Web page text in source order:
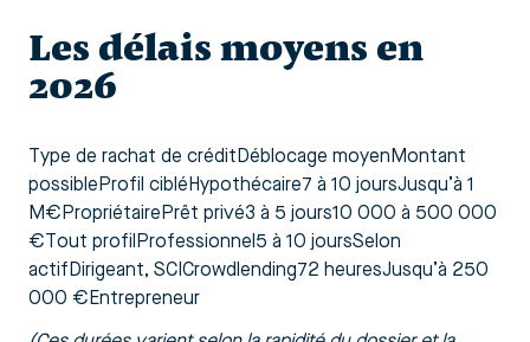
Les délais moyens en
2026
Type de rachat de créditDéblocage moyenMontant
possibleProfil cibléHypothécaire7 à 10 joursJusqu’à 1
M€PropriétairePrêt privé3 à 5 jours10 000 à 500 000
€Tout profilProfessionnel5 à 10 joursSelon
actifDirigeant, SCICrowdlending72 heuresJusqu’à 250
000 €Entrepreneur